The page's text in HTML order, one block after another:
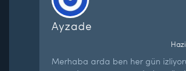
Ayzade
Merhaba arda ben her gün